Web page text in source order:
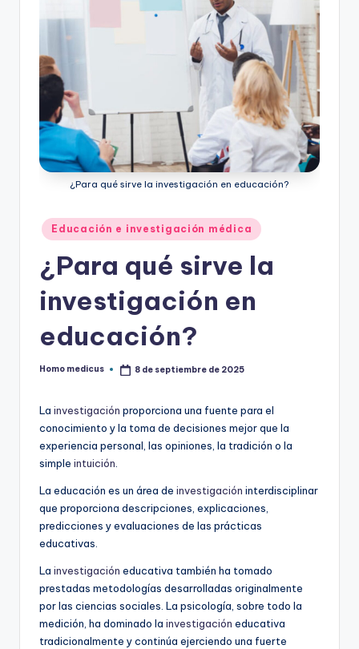
¿Para qué sirve la investigación en educación?
Publicado
en
Educación e investigación médica
¿Para qué sirve la
investigación en
educación?
Publicado
Homo medicus 8 de septiembre de 2025
La investigación proporciona una fuente para el
conocimiento y la toma de decisiones mejor que la
experiencia personal, las opiniones, la tradición o la
simple intuición
La educación es un área de investigación interdisciplinar
que proporciona descripciones, explicaciones,
predicciones y evaluaciones de las prácticas
educativas.
La investigación educativa también ha tomado
prestadas metodologías desarrolladas originalmente
por las ciencias sociales. La psicología, sobre todo la
medición, ha dominado la investigación educativa
tradicionalmente y continúa ejerciendo una fuerte